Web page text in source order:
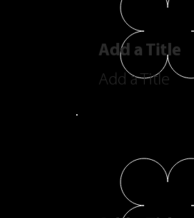
Add a Title
Add a Title